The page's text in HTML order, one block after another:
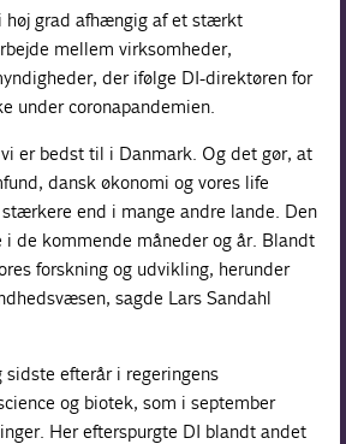
høj grad afhængig af et stærkt
mellem virksomheder,
der ifølge DI-direktøren for
under coronapandemien.
er bedst til i Danmark. Og det gør, at
dansk økonomi og vores life
end i mange andre lande. Den
i de kommende måneder og år. Blandt
forskning og udvikling, herunder
sagde Lars Sandahl
efterår i regeringens
og biotek, som i september
Her efterspurgte DI blandt andet